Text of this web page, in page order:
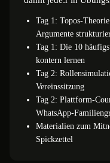
Tag 1: Topos-
Argumente
Tag 1: Die 10
kontern lernen
Tag 2:
Vereinssitzung
Tag 2: Plattform-
WhatsApp-
Materialien zum
Spickzettel